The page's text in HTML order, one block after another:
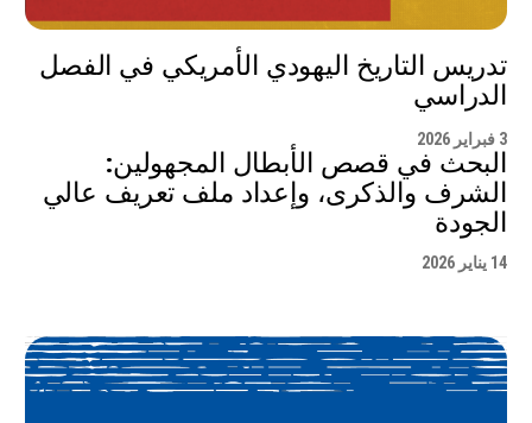
تدريس التاريخ اليهودي الأمريكي في الفصل
الدراسي
3 فبراير 2026
البحث في قصص الأبطال المجهولين:
الشرف والذكرى، وإعداد ملف تعريف عالي
الجودة
14 يناير 2026